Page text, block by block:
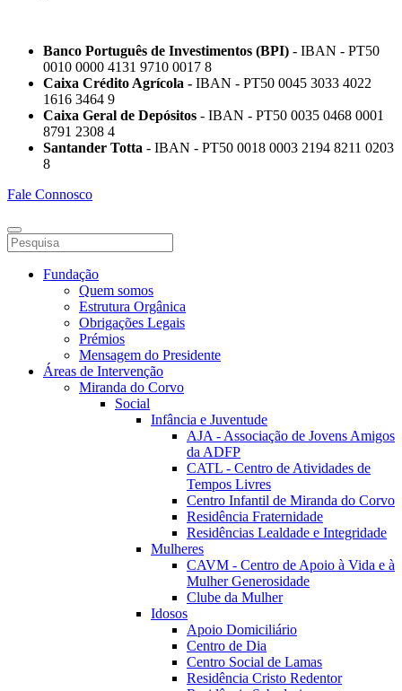
Banco Português de Investimentos (BPI) - IBAN - PT50
0010 0000 4131 9710 0017 8
Caixa Crédito Agrícola - IBAN - PT50 0045 3033 4022
1616 3464 9
Caixa Geral de Depósitos - IBAN - PT50 0035 0468 0001
8791 2308 4
Santander Totta - IBAN - PT50 0018 0003 2194 8211 0203
8
Fale Connosco
Fundação
Quem somos
Estrutura Orgânica
Obrigações Legais
Prémios
Mensagem do Presidente
Áreas de Intervenção
Miranda do Corvo
Social
Infância e Juventude
AJA - Associação de Jovens Amigos
da ADFP
CATL - Centro de Atividades de
Tempos Livres
Centro Infantil de Miranda do Corvo
Residência Fraternidade
Residências Lealdade e Integridade
Mulheres
CAVM - Centro de Apoio à Vida e à
Mulher Generosidade
Clube da Mulher
Idosos
Apoio Domiciliário
Centro de Dia
Centro Social de Lamas
Residência Cristo Redentor